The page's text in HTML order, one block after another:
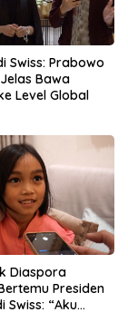
Swiss: Prabowo
Bawa
Level Global
Diaspora
Presiden
Swiss: “Aku